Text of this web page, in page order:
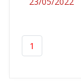
1